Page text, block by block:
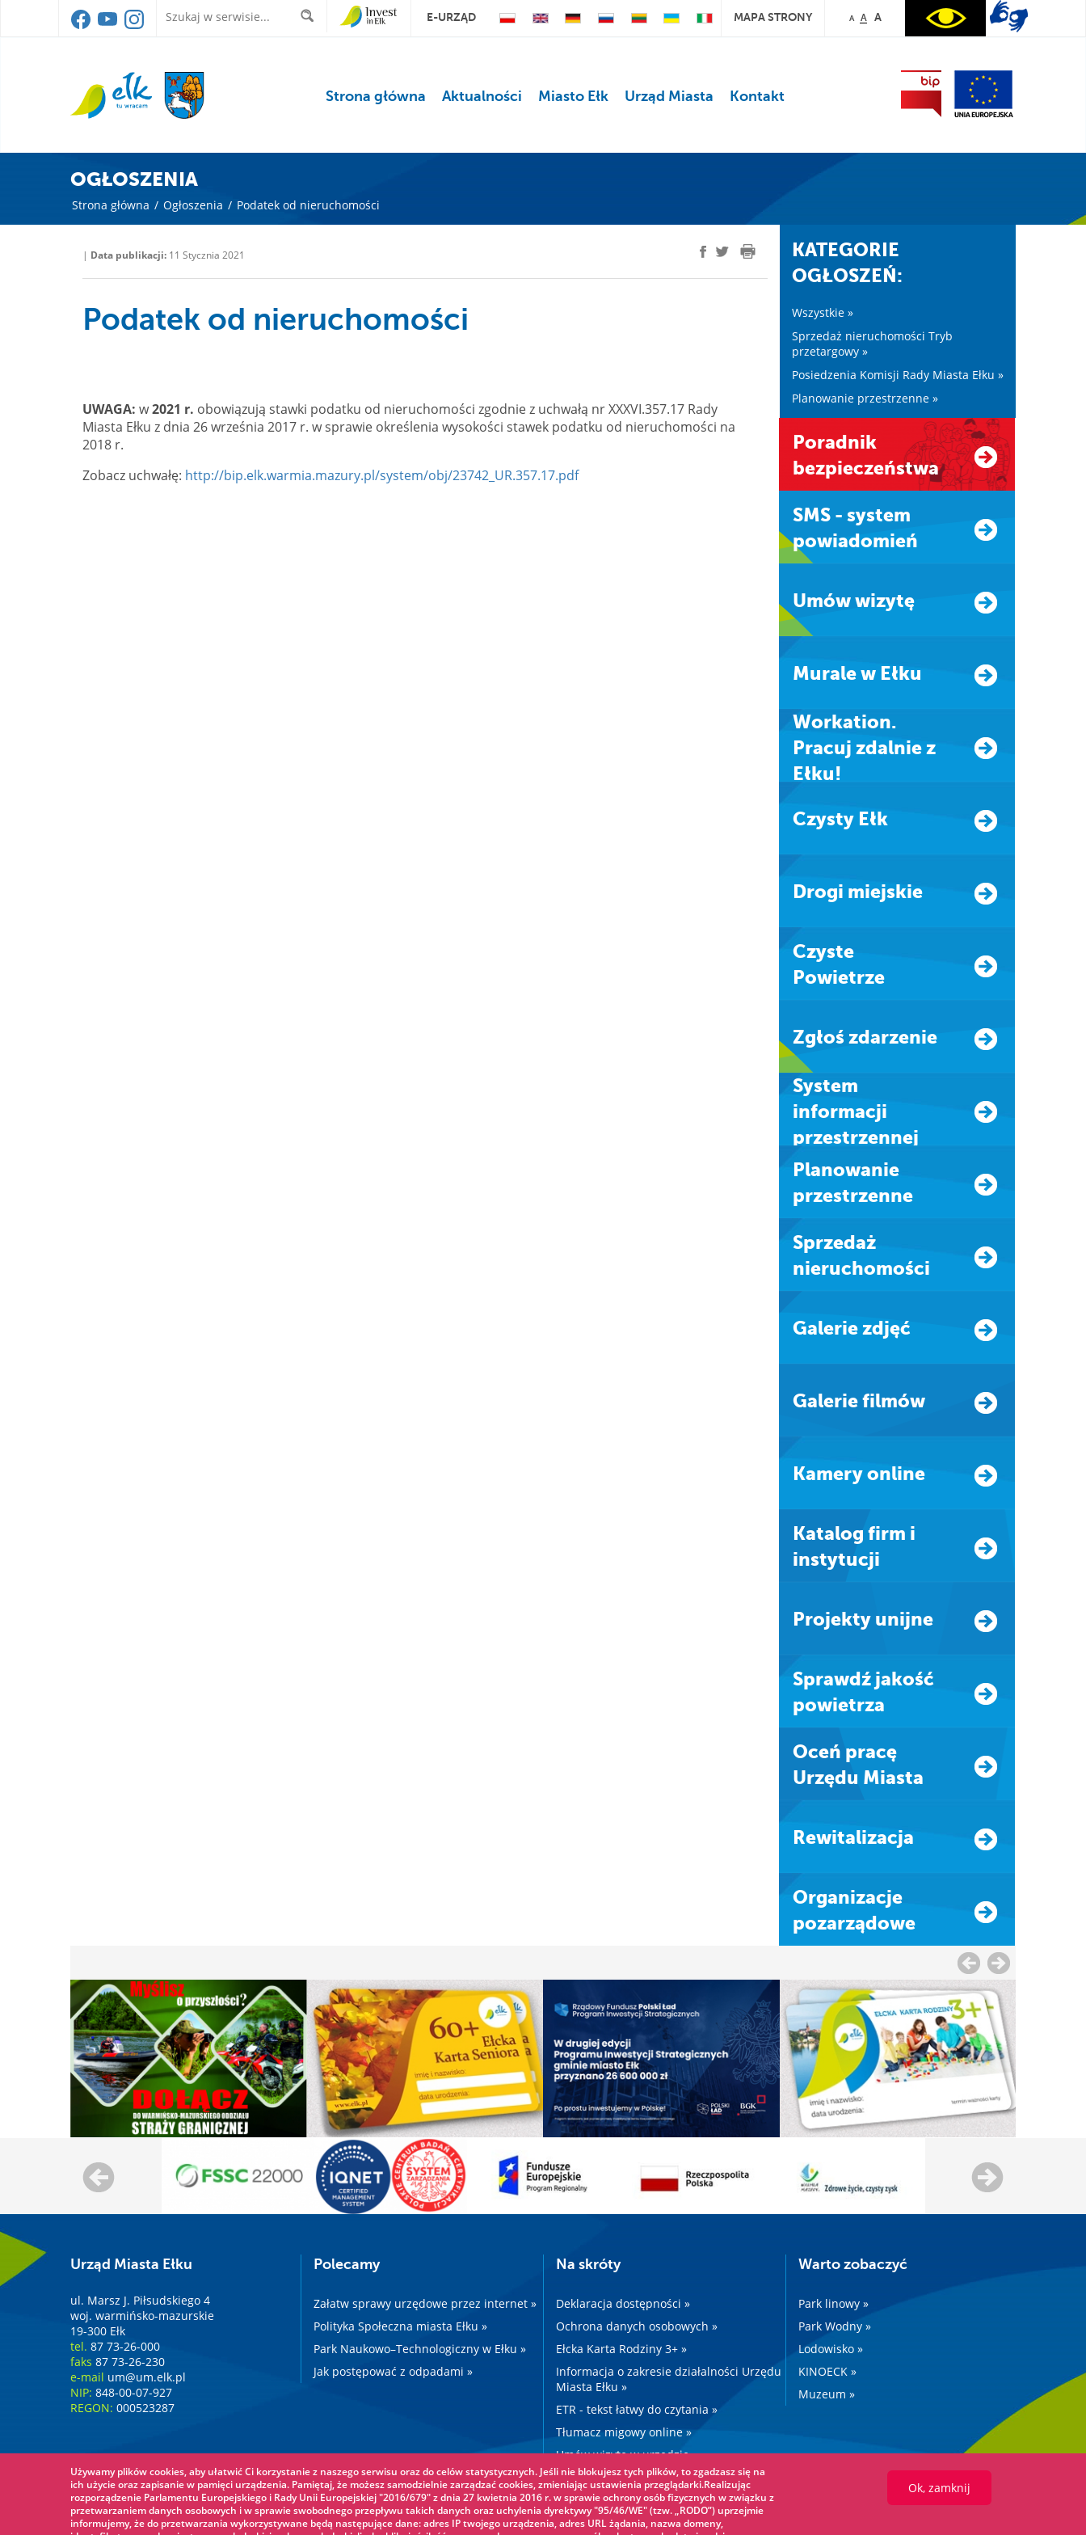
E-URZĄD MAPA STRONY A A A
Strona główna Aktualności Miasto Ełk Urząd Miasta Kontakt
OGŁOSZENIA
Strona główna / Ogłoszenia / Podatek od nieruchomości
| Data publikacji: 11 Stycznia 2021
Podatek od nieruchomości
UWAGA: w2021 r. obowiązują stawki podatku od nieruchomości zgodnie z uchwałą nr XXXVI.357.17 Rady
Miasta Ełku z dnia 26 września 2017 r. w sprawie określenia wysokości stawek podatku od nieruchomości na
2018 r.
Zobacz uchwałę: http://bip.elk.warmia.mazury.pl/system/obj/23742_UR.357.17.pdf
KATEGORIE
OGŁOSZEŃ:
Wszystkie »
Sprzedaż nieruchomości Tryb
przetargowy »
Posiedzenia Komisji Rady Miasta Ełku »
Planowanie przestrzenne »
Poradnik
bezpieczeństwa
SMS - system
powiadomień
Umów wizytę
Murale w Ełku
Workation.
Pracuj zdalnie z
Ełku!
Czysty Ełk
Drogi miejskie
Czyste
Powietrze
Zgłoś zdarzenie
system
informacji
przestrzennej
Planowanie
przestrzenne
Sprzedaż
nieruchomości
Galerie zdjęć
Galerie filmów
Kamery online
Katalog firm i
instytucji
Projekty unijne
Sprawdź jakość
powietrza
Oceń pracę
Urzędu Miasta
Rewitalizacja
Organizacje
pozarządowe
Urząd Miasta Ełku
ul. Marsz J. Piłsudskiego 4
woj. warmińsko-mazurskie
19-300 Ełk
tel. 87 73-26-000
faks 87 73-26-230
e-mail um@um.elk.pl
NIP: 848-00-07-927
REGON: 000523287
Polecamy
Załatw sprawy urzędowe przez internet »
Polityka Społeczna miasta Ełku »
Park Naukowo–Technologiczny w Ełku »
Jak postępować z odpadami »
Na skróty
Deklaracja dostępności »
Ochrona danych osobowych »
Ełcka Karta Rodziny 3+ »
Informacja o zakresie działalności Urzędu
Miasta Ełku »
ETR - tekst łatwy do czytania »
Tłumacz migowy online »
Umów wizytę w urzędzie »
Drogi »
Warto zobaczyć
Park linowy »
Park Wodny »
Lodowisko »
KINOECK »
Muzeum »
Używamy plików cookies, aby ułatwić Ci korzystanie z naszego serwisu oraz do celów statystycznych. Jeśli nie blokujesz tych plików, to zgadzasz się na
ich użycie oraz zapisanie w pamięci urządzenia. Pamiętaj, że możesz samodzielnie zarządzać cookies, zmieniając ustawienia przeglądarki.Realizując
rozporządzenie Parlamentu Europejskiego i Rady Unii Europejskiej "2016/679" z dnia 27 kwietnia 2016 r. w sprawie ochrony osób fizycznych w związku z
przetwarzaniem danych osobowych i w sprawie swobodnego przepływu takich danych oraz uchylenia dyrektywy "95/46/WE" (tzw. „RODO”) uprzejmie
informujemy, że do przetwarzania wykorzystywane będą następujące dane: adres IP twojego urządzenia, adres URL żądania, nazwa domeny,
Ok, zamknij